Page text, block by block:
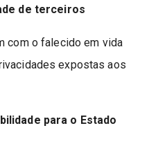
de terceiros
com o falecido em vida
expostas aos
para o Estado